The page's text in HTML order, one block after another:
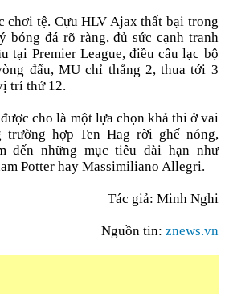
chơi tệ. Cựu HLV Ajax thất bại trong
bóng đá rõ ràng, đủ sức cạnh tranh
tại Premier League, điều câu lạc bộ
đấu, MU chỉ thắng 2, thua tới 3
trí thứ 12.
cho là một lựa chọn khả thi ở vai
trường hợp Ten Hag rời ghế nóng,
đến những mục tiêu dài hạn như
Potter hay Massimiliano Allegri.
Tác giả: Minh Nghi
Nguồn tin: znews.vn